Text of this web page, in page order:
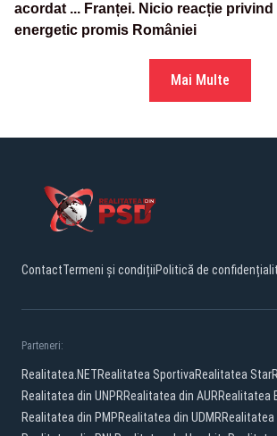
acordat ... Franței. Nicio reacție privind
energetic promis României
Mai Multe
ContactTermeni și condițiiPolitică de
Parteneri:
Realitatea.NETRealitatea SportivaRealitatea Star
Realitatea din UNPRRealitatea din AURRealitatea
Realitatea din PMPRealitatea din UDMRRealitatea